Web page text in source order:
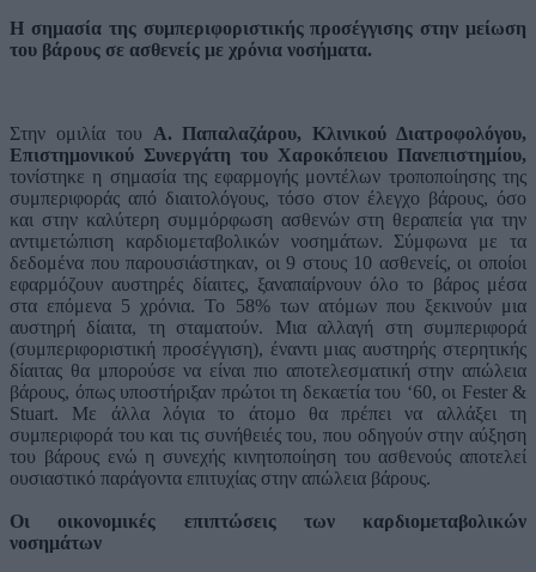
H σημασία της συμπεριφοριστικής προσέγγισης στην μείωση
του βάρους σε ασθενείς με χρόνια νοσήματα.
Στην ομιλία του Α. Παπαλαζάρου, Κλινικού Διατροφολόγου,
Επιστημονικού Συνεργάτη του Χαροκόπειου Πανεπιστημίου,
τονίστηκε η σημασία της εφαρμογής μοντέλων τροποποίησης της
συμπεριφοράς από διαιτολόγους, τόσο στον έλεγχο βάρους, όσο
και στην καλύτερη συμμόρφωση ασθενών στη θεραπεία για την
αντιμετώπιση καρδιομεταβολικών νοσημάτων. Σύμφωνα με τα
δεδομένα που παρουσιάστηκαν, οι 9 στους 10 ασθενείς, οι οποίοι
εφαρμόζουν αυστηρές δίαιτες, ξαναπαίρνουν όλο το βάρος μέσα
στα επόμενα 5 χρόνια. Το 58% των ατόμων που ξεκινούν μια
αυστηρή δίαιτα, τη σταματούν. Μια αλλαγή στη συμπεριφορά
(συμπεριφοριστική προσέγγιση), έναντι μιας αυστηρής στερητικής
δίαιτας θα μπορούσε να είναι πιο αποτελεσματική στην απώλεια
βάρους, όπως υποστήριξαν πρώτοι τη δεκαετία του ‘60, οι Fester &
Stuart. Με άλλα λόγια το άτομο θα πρέπει να αλλάξει τη
συμπεριφορά του και τις συνήθειές του, που οδηγούν στην αύξηση
του βάρους ενώ η συνεχής κινητοποίηση του ασθενούς αποτελεί
ουσιαστικό παράγοντα επιτυχίας στην απώλεια βάρους.
Οι οικονομικές επιπτώσεις των καρδιομεταβολικών
νοσημάτων